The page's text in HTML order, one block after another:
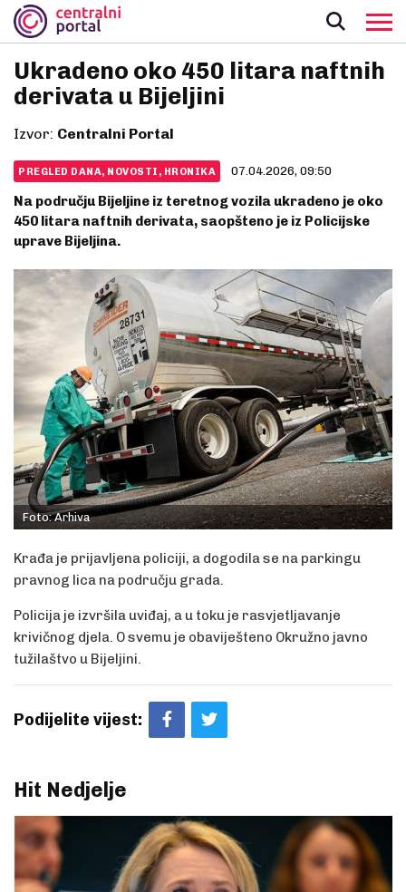
Ukradeno oko 450 litara naftnih
derivata u Bijeljini
Izvor: Centralni Portal
PREGLED DANA, NOVOSTI, HRONIKA 07.04.2026, 09:50
Na području Bijeljine iz teretnog vozila ukradeno je oko
450 litara naftnih derivata, saopšteno je iz Policijske
uprave Bijeljina.
Foto: Arhiva
Krađa je prijavljena policiji, a dogodila se na parkingu
pravnog lica na području grada.
Policija je izvršila uviđaj, a u toku je rasvjetljavanje
krivičnog djela. O svemu je obaviješteno Okružno javno
tužilaštvo u Bijeljini.
Podijelite vijest:
Hit Nedjelje